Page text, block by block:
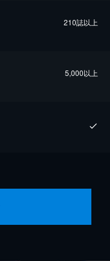
210誌以上
5,000以上